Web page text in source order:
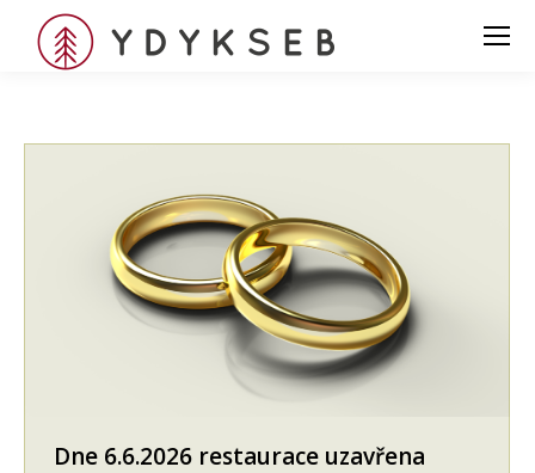
Dne 6.6.2026 restaurace uzavřena